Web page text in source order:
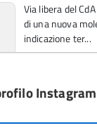
Via libera del
di una nuova
indicazione ter...
L'Italia si
dal Servi...